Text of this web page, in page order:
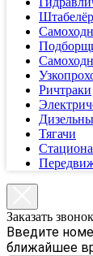
Ричтраки
Тягачи
Заказать звонок
Введите
ближайшее